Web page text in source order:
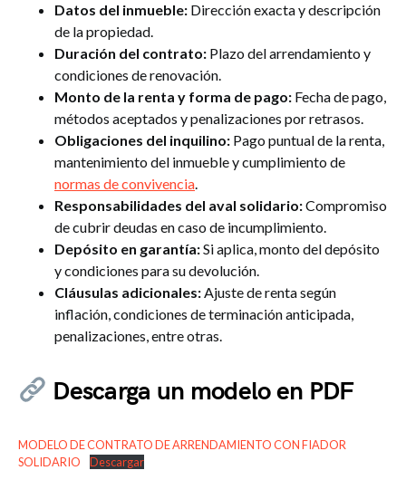
Datos del inmueble: Dirección exacta y descripción
de la propiedad.
Duración del contrato: Plazo del arrendamiento y
condiciones de renovación.
Monto de la renta y forma de pago: Fecha de pago,
métodos aceptados y penalizaciones por retrasos.
Obligaciones del inquilino: Pago puntual de la renta,
mantenimiento del inmueble y cumplimiento de
normas de convivencia.
Responsabilidades del aval solidario:Compromiso
de cubrir deudas en caso de incumplimiento.
Depósito en garantía:Si aplica, monto del depósito
y condiciones para su devolución.
Cláusulas adicionales:Ajuste de renta según
inflación, condiciones de terminación anticipada,
penalizaciones, entre otras.
Descarga un modelo en PDF
MODELO DE CONTRATO DE ARRENDAMIENTO CON FIADOR
SOLIDARIO
Descargar